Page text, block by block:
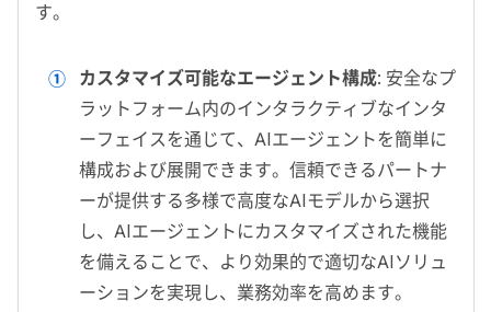
す。
カスタマイズ可能なエージェント構成: 安全なプ
ラットフォーム内のインタラクティブなインタ
ーフェイスを通じて、AIエージェントを簡単に
構成および展開できます。信頼できるパートナ
ーが提供する多様で高度なAIモデルから選択
し、AIエージェントにカスタマイズされた機能
を備えることで、より効果的で適切なAIソリュ
ーションを実現し、業務効率を高めます。